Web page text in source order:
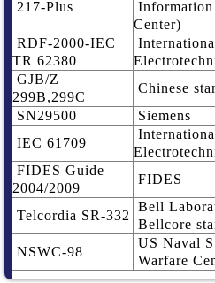
217-Plus
Center)
RDF-2000-IEC
TR 62380
GJB/Z
299B,299C
Chinese
SN29500
Siemens
IEC 61709
FIDES Guide
2004/2009
FIDES
Telcordia SR-332
Bell
Bellcore
NSWC-98
US Naval
Warfare